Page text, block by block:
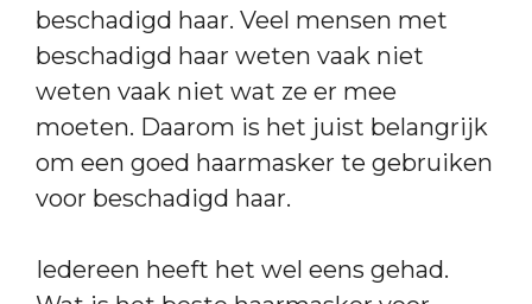
beschadigd haar. Veel mensen met
beschadigd haar weten vaak niet
weten vaak niet wat ze er mee
moeten. Daarom is het juist belangrijk
om een goed haarmasker te gebruiken
voor beschadigd haar.
Iedereen heeft het wel eens gehad.